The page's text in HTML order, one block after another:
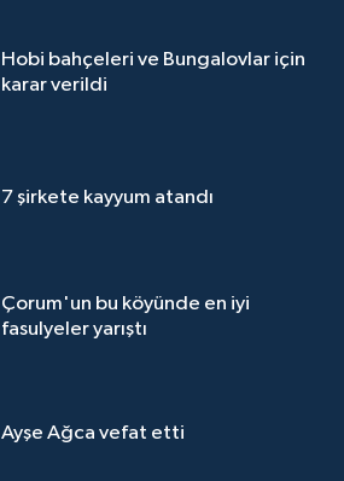
Hobi bahçeleri ve Bungalovlar için
karar verildi
7 şirkete kayyum atandı
Çorum'un bu köyünde en iyi
fasulyeler yarıştı
Ayşe Ağca vefat etti